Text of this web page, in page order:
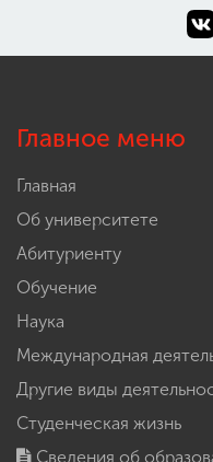
Главное меню
Главная
Об университете
Абитуриенту
Обучение
Наука
Международная
Другие виды
Студенческая жизнь
Сведения об